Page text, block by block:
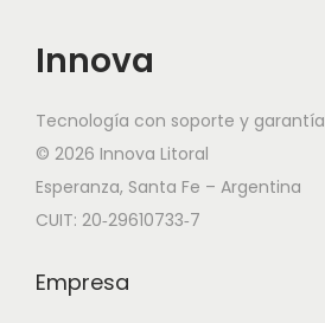
Innova
Tecnología con soporte y garantía
© 2026 Innova Litoral
Esperanza, Santa Fe – Argentina
CUIT: 20‑29610733‑7
Empresa